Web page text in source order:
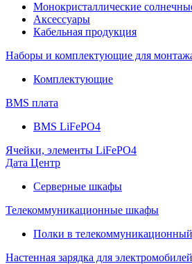
Монокристаллические
Аксессуары
Кабельная продукция
Наборы и комплектующие для
Комплектующие
BMS плата
BMS LiFePO4
Ячейки, элементы LiFePO4
Дата Центр
Серверные шкафы
Телекоммуникационные шкафы
Полки в
Настенная зарядка для электромобилей